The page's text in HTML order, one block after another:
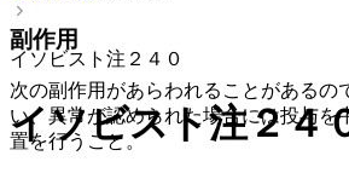
副作用
次の副作用があらわれることがあるの
い、異常が認められた場合には投与を
置を行うこと。
イソビスト注２４０
イソビスト注２４